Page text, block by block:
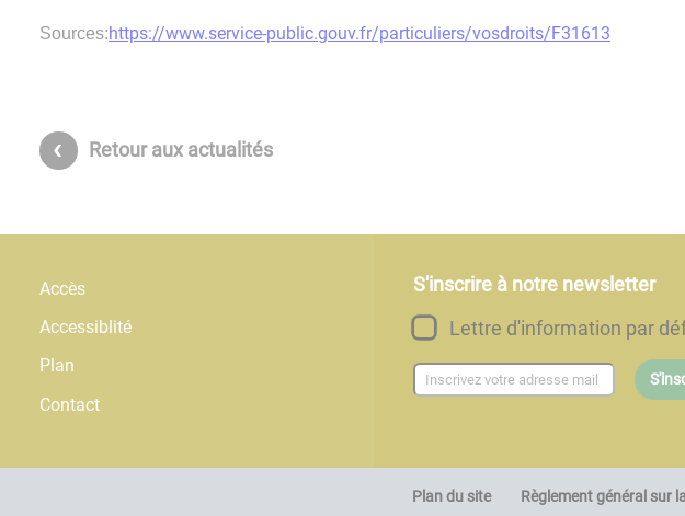
Sources:https://www.service-public.gouv.fr/particuliers/vosdroits/F31613
Retour aux actualités
Accès
Accessiblité
Plan
Contact
S'inscrire à notre newsletter
Lettre d'information par
Plan du site Règlement général sur